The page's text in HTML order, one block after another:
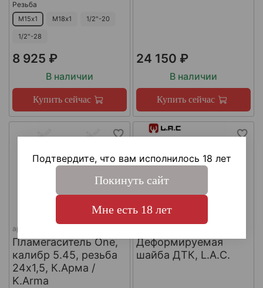
Резьба
М15х1 М18х1 1/2"-20
1/2"-28
8 925 ₽
В наличии
Купить сейчас
24 150 ₽
В наличии
Купить сейчас
арт.
Пламегаситель One,
калибр 5.45, резьба
24х1,5, К.Арма /
K.Arma
Деформируемая
шайба ДТК, L.A.C.
Подтвердите, что вам исполнилось 18 лет
Покинуть сайт
Мне есть 18 лет